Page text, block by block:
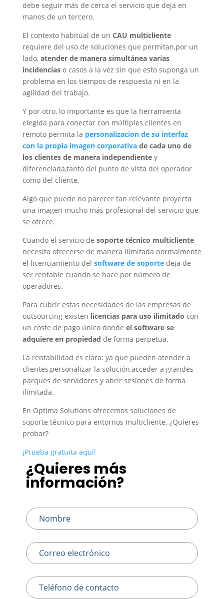
debe seguir más de cerca el servicio que deja en
manos de un tercero.
El contexto habitual de un CAU multicliente
requiere del uso de soluciones que permitan,por un
lado,atender de manera simultánea varias
incidenciaso casos a la vez sin que esto suponga un
problema en los tiempos de respuesta ni en la
agilidad del trabajo.
Y por otro, lo importante es que la herramienta
elegida para conectar con múltiples clientes en
remoto permita la personalizacion de su interfaz
con la propia imagen corporativa de cada uno de
los clientes de manera independientey
diferenciada,tanto del punto de vista del operador
como del cliente.
Algo que puede no parecer tan relevante proyecta
una imagen mucho más profesional del servicio que
se ofrece.
Cuando el servicio de soporte técnico multicliente
necesita ofrecerse de manera ilimitada normalmente
el licenciamiento del software de soportedeja de
ser rentable cuando se hace por número de
operadores.
Para cubrir estas necesidades de las empresas de
outsourcing existen licencias para uso ilimitado con
un coste de pago único donde el software se
adquiere en propiedad de forma perpetua.
La rentabilidad es clara: ya que pueden atender a
clientes,personalizar la solución,acceder a grandes
parques de servidores y abrir sesiones de forma
ilimitada.
En Optima Solutions ofrecemos soluciones de
soporte técnico para entornos multicliente. ¿Quieres
probar?
¡Prueba gratuita aquí!
Leave
this
field
¿Quieres más
información?